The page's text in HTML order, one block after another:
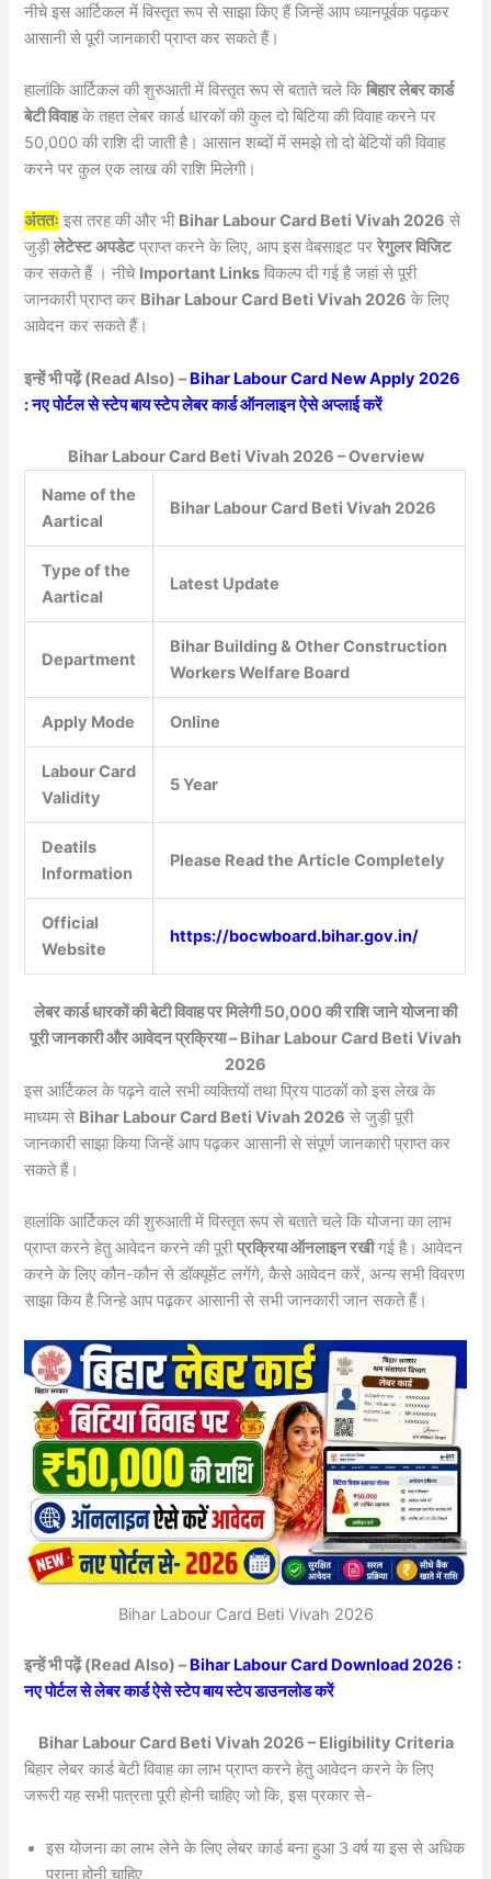
नीचे इस आर्टिकल में विस्तृत रूप से साझा किए हैं जिन्हें आप ध्यानपूर्वक पढ़कर
आसानी से पूरी जानकारी प्राप्त कर सकते हैं।
हालांकि आर्टिकल की शुरुआती में विस्तृत रूप से बताते चले किबिहार लेबर कार्ड
बेटी विवाहके तहत लेबर कार्ड धारकों की कुल दो बिटिया की विवाह करने पर
50,000 की राशि दी जाती है। आसान शब्दों में समझे तो दो बेटियों की विवाह
करने पर कुल एक लाख की राशि मिलेगी।
अंततः इस तरह की और भी Bihar Labour Card Beti Vivah 2026 से
जुड़ीलेटेस्ट अपडेटप्राप्त करने के लिए, आप इस वेबसाइट पररेगुलर विजिट
कर सकते हैं । नीचे Important Links विकल्प दी गई है जहां से पूरी
जानकारी प्राप्त कर Bihar Labour Card Beti Vivah 2026 के लिए
आवेदन कर सकते हैं।
इन्हें भी पढ़ें (Read Also) –Bihar Labour Card New Apply 2026
: नए पोर्टल से स्टेप बाय स्टेप लेबर कार्ड ऑनलाइन ऐसे अप्लाई करें
Bihar Labour Card Beti Vivah 2026 – Overview
Name of the
Aartical
Bihar Labour Card Beti Vivah 2026
Type of the
Aartical
Latest Update
Department
Bihar Building & Other Construction
Workers Welfare Board
Apply Mode Online
Labour Card
Validity
5 Year
Deatils
Information
Please Read the Article Completely
Official
Website
https://bocwboard.bihar.gov.in/
लेबर कार्ड धारकों की बेटी विवाह पर मिलेगी 50,000 की राशि जाने योजना की
पूरी जानकारी और आवेदन प्रक्रिया – Bihar Labour Card Beti Vivah
2026
इस आर्टिकल के पढ़ने वाले सभी व्यक्तियों तथा प्रिय पाठकों को इस लेख के
माध्यम से Bihar Labour Card Beti Vivah 2026 से जुड़ी पूरी
जानकारी साझा किया जिन्हें आप पढ़कर आसानी से संपूर्ण जानकारी प्राप्त कर
सकते हैं।
हालांकि आर्टिकल की शुरुआती में विस्तृत रूप से बताते चले कि योजना का लाभ
प्राप्त करने हेतु आवेदन करने की पूरीप्रक्रिया ऑनलाइन रखीगई है। आवेदन
करने के लिए कौन-कौन से डॉक्यूमेंट लगेंगे, कैसे आवेदन करें, अन्य सभी विवरण
साझा किय है जिन्हे आप पढ़कर आसानी से सभी जानकारी जान सकते हैं।
Bihar Labour Card Beti Vivah 2026
इन्हें भी पढ़ें (Read Also) –Bihar Labour Card Download 2026 :
नए पोर्टल से लेबर कार्ड ऐसे स्टेप बाय स्टेप डाउनलोड करें
Bihar Labour Card Beti Vivah 2026 – Eligibility Criteria
बिहार लेबर कार्ड बेटी विवाह का लाभ प्राप्त करने हेतु आवेदन करने के लिए
जरूरी यह सभी पात्रता पूरी होनी चाहिए जो कि, इस प्रकार से-
इस योजना का लाभ लेने के लिए लेबर कार्ड बना हुआ 3 वर्ष या इस से अधिक
पुराना होनी चाहिए